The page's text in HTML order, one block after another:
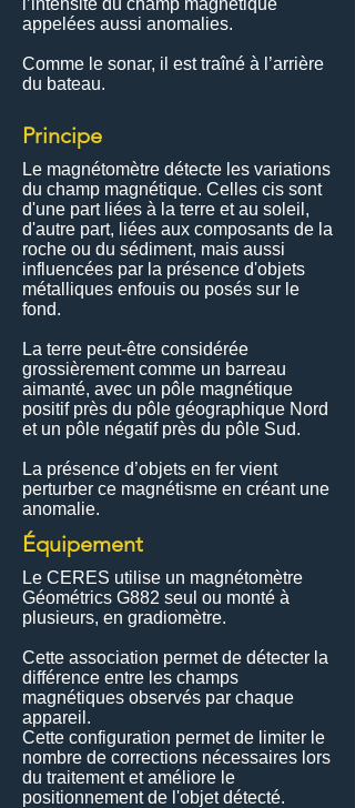
l’intensité du champ magnétique
appelées aussi anomalies.
Comme le sonar, il est traîné à l’arrière
du bateau.
Principe
Le magnétomètre détecte les variations
du champ magnétique. Celles cis sont
d'une part liées à la terre et au soleil,
d'autre part, liées aux composants de la
roche ou du sédiment, mais aussi
influencées par la présence d'objets
métalliques enfouis ou posés sur le
fond.
La terre peut-être considérée
grossièrement comme un barreau
aimanté, avec un pôle magnétique
positif près du pôle géographique Nord
et un pôle négatif près du pôle Sud.
La présence d’objets en fer vient
perturber ce magnétisme en créant une
anomalie.
Équipement
Le CERES utilise un magnétomètre
Géométrics G882 seul ou monté à
plusieurs, en gradiomètre.
Cette association permet de détecter la
différence entre les champs
magnétiques observés par chaque
appareil.
Cette configuration permet de limiter le
nombre de corrections nécessaires lors
du traitement et améliore le
positionnement de l'objet détecté.